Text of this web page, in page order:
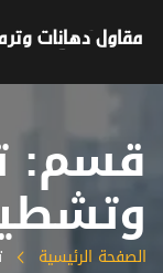
قسم:
الصفحة الرئيسية